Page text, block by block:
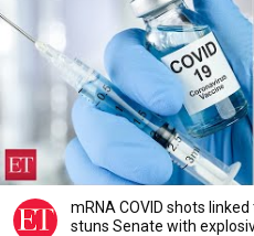
mRNA COVID shots
stuns Senate with